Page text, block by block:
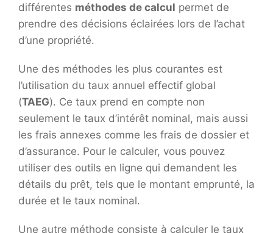
différentes méthodes de calcul permet de
prendre des décisions éclairées lors de l’achat
d’une propriété.
Une des méthodes les plus courantes est
l’utilisation du taux annuel effectif global
(TAEG). Ce taux prend en compte non
seulement le taux d’intérêt nominal, mais aussi
les frais annexes comme les frais de dossier et
d’assurance. Pour le calculer, vous pouvez
utiliser des outils en ligne qui demandent les
détails du prêt, tels que le montant emprunté, la
durée et le taux nominal.
Une autre méthode consiste à calculer le taux